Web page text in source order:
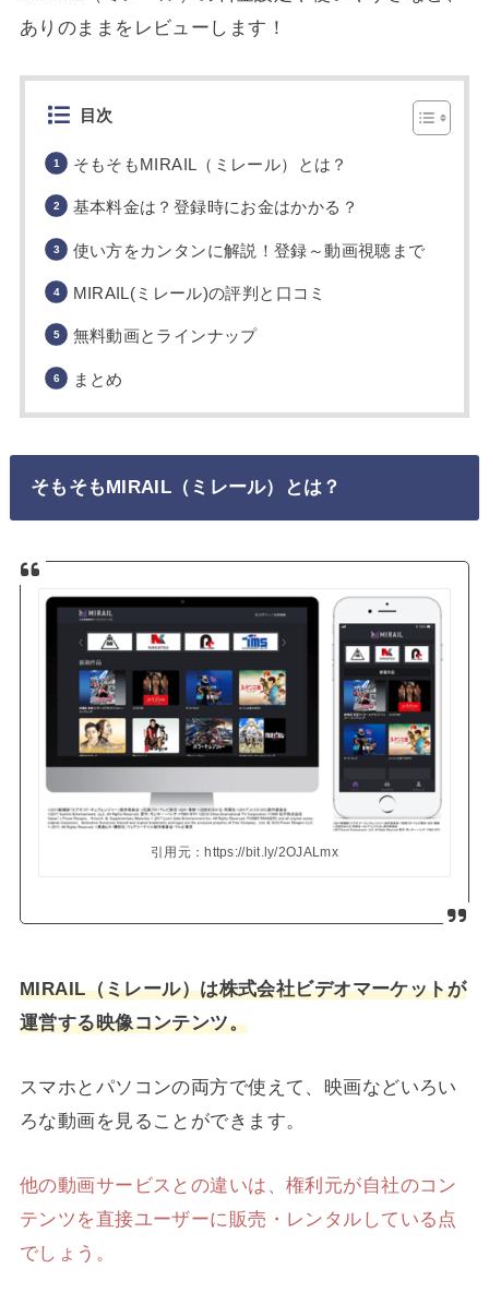
ありのままをレビューします！
目次
そもそもMIRAIL（ミレール）とは？
基本料金は？登録時にお金はかかる？
使い方をカンタンに解説！登録～動画視聴まで
MIRAIL(ミレール)の評判と口コミ
無料動画とラインナップ
まとめ
そもそもMIRAIL（ミレール）とは？
引用元：https://bit.ly/2OJALmx
MIRAIL（ミレール）は株式会社ビデオマーケットが
運営する映像コンテンツ。
スマホとパソコンの両方で使えて、映画などいろい
ろな動画を見ることができます。
他の動画サービスとの違いは、権利元が自社のコン
テンツを直接ユーザーに販売・レンタルしている点
でしょう。